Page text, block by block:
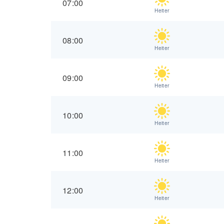
Heiter
08:00
Heiter
09:00
Heiter
10:00
Heiter
11:00
Heiter
12:00
Heiter